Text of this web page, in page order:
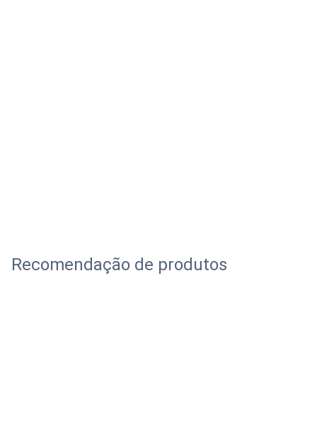
Recomendação de produtos